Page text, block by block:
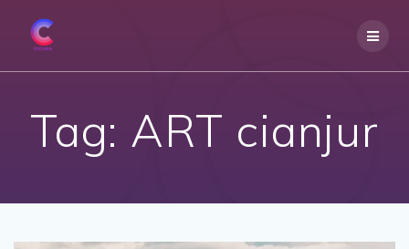
Tag: ART cianjur